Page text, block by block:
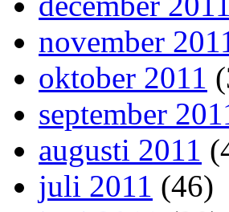
november
oktober 2011
september
augusti 2011
juli 2011 (46)